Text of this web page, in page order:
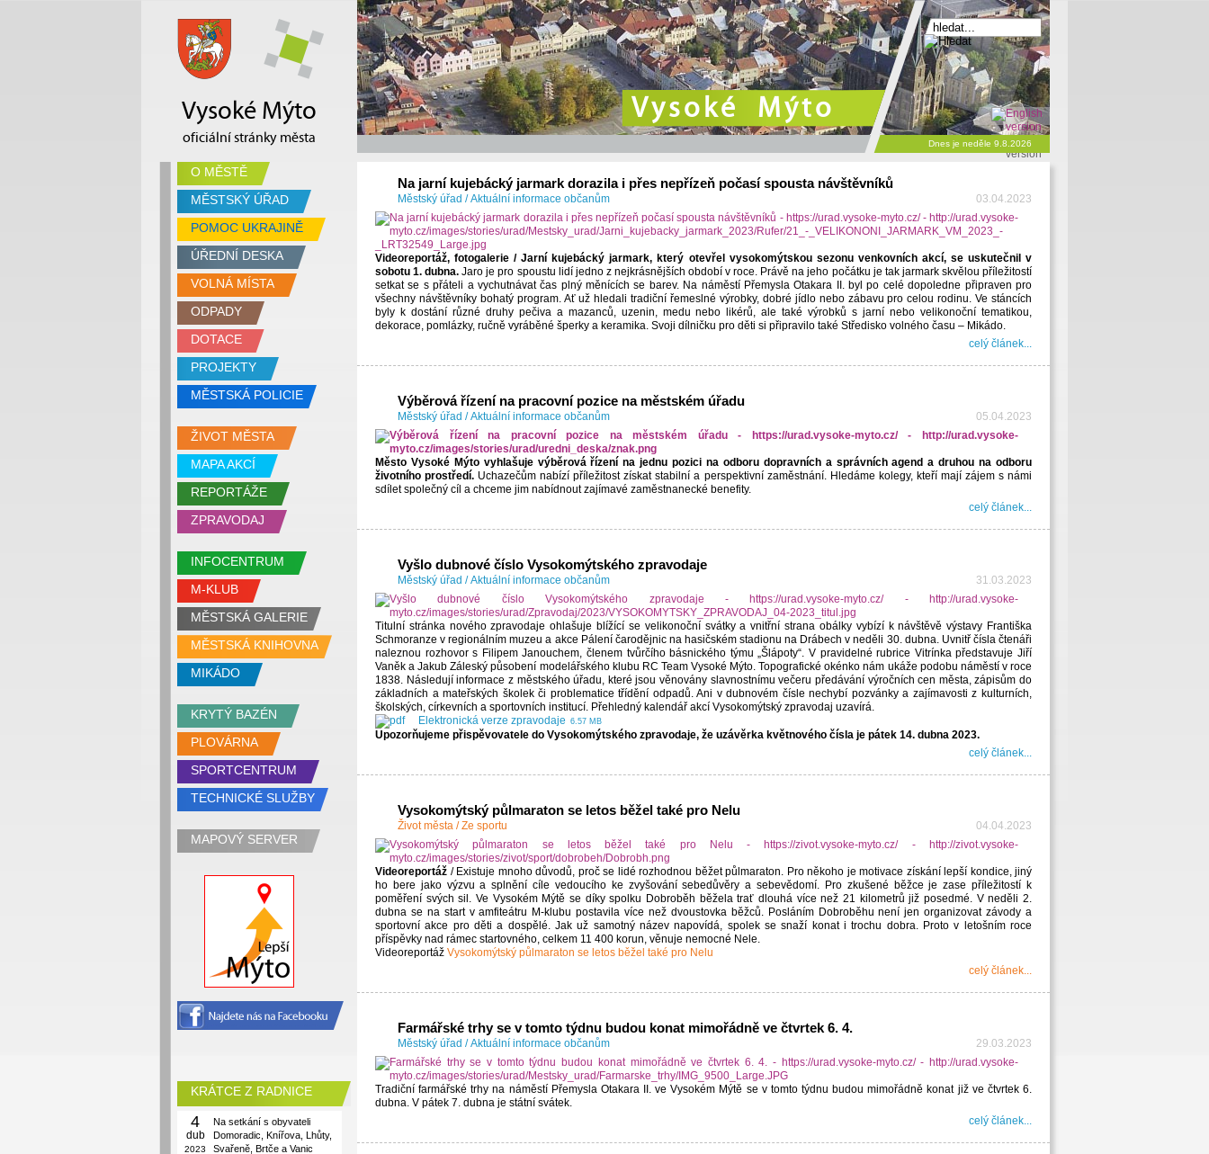
Vysoké Mýto
oficiální stránky města
Vysoké Mýto
Dnes je neděle 9.8.2026
O MĚSTĚ
MĚSTSKÝ ÚŘAD
POMOC UKRAJINĚ
ÚŘEDNÍ DESKA
VOLNÁ MÍSTA
ODPADY
DOTACE
PROJEKTY
MĚSTSKÁ POLICIE
ŽIVOT MĚSTA
MAPA AKCÍ
REPORTÁŽE
ZPRAVODAJ
INFOCENTRUM
M-KLUB
MĚSTSKÁ GALERIE
MĚSTSKÁ KNIHOVNA
MIKÁDO
KRYTÝ BAZÉN
PLOVÁRNA
SPORTCENTRUM
TECHNICKÉ SLUŽBY
MAPOVÝ SERVER
KRÁTCE Z RADNICE
4
dub
2023
Na setkání s obyvateli
Domoradic, Knířova, Lhůty,
Svařeně, Brtče a Vanic
Na jarní kujebácký jarmark dorazila i přes nepřízeň počasí spousta návštěvníků
Městský úřad /Aktuální informace občanům 03.04.2023
Videoreportáž, fotogalerie / Jarní kujebácký jarmark, který otevřel vysokomýtskou sezonu venkovních akcí, se uskutečnil v
sobotu 1. dubna. Jaro je pro spoustu lidí jedno z nejkrásnějších období v roce. Právě na jeho počátku je tak jarmark skvělou příležitostí
setkat se s přáteli a vychutnávat čas plný měnících se barev. Na náměstí Přemysla Otakara II. byl po celé dopoledne připraven pro
všechny návštěvníky bohatý program. Ať už hledali tradiční řemeslné výrobky, dobré jídlo nebo zábavu pro celou rodinu. Ve stáncích
byly k dostání různé druhy pečiva a mazanců, uzenin, medu nebo likérů, ale také výrobků s jarní nebo velikonoční tematikou,
dekorace, pomlázky, ručně vyráběné šperky a keramika. Svoji dílničku pro děti si připravilo také Středisko volného času – Mikádo.
celý článek...
Výběrová řízení na pracovní pozice na městském úřadu
Městský úřad /Aktuální informace občanům 05.04.2023
Město Vysoké Mýto vyhlašuje výběrová řízení na jednu pozici na odboru dopravních a správních agend a druhou na odboru
životního prostředí. Uchazečům nabízí příležitost získat stabilní a perspektivní zaměstnání. Hledáme kolegy, kteří mají zájem s námi
sdílet společný cíl a chceme jim nabídnout zajímavé zaměstnanecké benefity.
celý článek...
Vyšlo dubnové číslo Vysokomýtského zpravodaje
Městský úřad /Aktuální informace občanům 31.03.2023
Titulní stránka nového zpravodaje ohlašuje blížící se velikonoční svátky a vnitřní strana obálky vybízí k návštěvě výstavy Františka
Schmoranze v regionálním muzeu a akce Pálení čarodějnic na hasičském stadionu na Drábech v neděli 30. dubna. Uvnitř čísla čtenáři
naleznou rozhovor s Filipem Janouchem, členem tvůrčího básnického týmu „Šlápoty“. V pravidelné rubrice Vitrínka představuje Jiří
Vaněk a Jakub Záleský působení modelářského klubu RC Team Vysoké Mýto. Topografické okénko nám ukáže podobu náměstí v roce
1838. Následují informace z městského úřadu, které jsou věnovány slavnostnímu večeru předávání výročních cen města, zápisům do
základních a mateřských školek či problematice třídění odpadů. Ani v dubnovém čísle nechybí pozvánky a zajímavosti z kulturních,
školských, církevních a sportovních institucí. Přehledný kalendář akcí Vysokomýtský zpravodaj uzavírá.
Elektronická verze zpravodaje 6.57 MB
Upozorňujeme přispěvovatele do Vysokomýtského zpravodaje, že uzávěrka květnového čísla je pátek 14. dubna 2023.
celý článek...
Vysokomýtský půlmaraton se letos běžel také pro Nelu
Život města /Ze sportu 04.04.2023
Videoreportáž / Existuje mnoho důvodů, proč se lidé rozhodnou běžet půlmaraton. Pro někoho je motivace získání lepší kondice, jiný
ho bere jako výzvu a splnění cíle vedoucího ke zvyšování sebedůvěry a sebevědomí. Pro zkušené běžce je zase příležitostí k
poměření svých sil. Ve Vysokém Mýtě se díky spolku Dobroběh běžela trať dlouhá více než 21 kilometrů již posedmé. V neděli 2.
dubna se na start v amfiteátru M-klubu postavila více než dvoustovka běžců. Posláním Dobroběhu není jen organizovat závody a
sportovní akce pro děti a dospělé. Jak už samotný název napovídá, spolek se snaží konat i trochu dobra. Proto v letošním roce
příspěvky nad rámec startovného, celkem 11 400 korun, věnuje nemocné Nele.
Videoreportáž Vysokomýtský půlmaraton se letos běžel také pro Nelu
celý článek...
Farmářské trhy se v tomto týdnu budou konat mimořádně ve čtvrtek 6. 4.
Městský úřad /Aktuální informace občanům 29.03.2023
Tradiční farmářské trhy na náměstí Přemysla Otakara II. ve Vysokém Mýtě se v tomto týdnu budou mimořádně konat již ve čtvrtek 6.
dubna. V pátek 7. dubna je státní svátek.
celý článek...